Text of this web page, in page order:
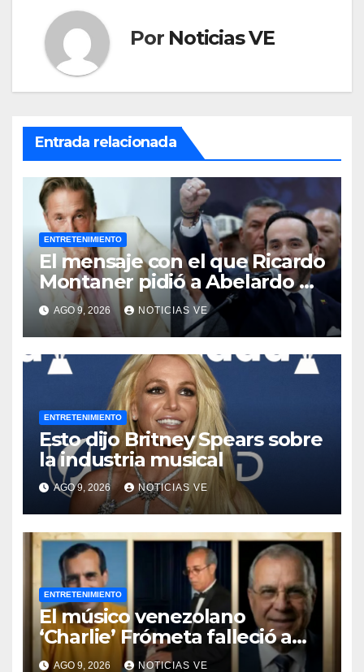
Por Noticias VE
Entrada relacionada
ENTRETENIMIENTO
El mensaje con el que Ricardo
Montaner pidió a Abelardo de
la Espriella ayudar a
Venezuela
AGO 9, 2026 NOTICIAS VE
ENTRETENIMIENTO
Esto dijo Britney Spears sobre
la industria musical
AGO 9, 2026 NOTICIAS VE
ENTRETENIMIENTO
El músico venezolano
‘Charlie’ Frómeta falleció a
sus 82 años
AGO 9, 2026 NOTICIAS VE